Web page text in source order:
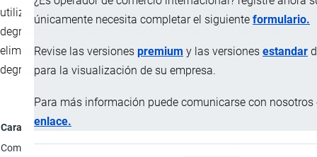
únicamente necesita completar el siguiente formulario.
Revise las versiones premium y las versiones estandar
para la visualización de su empresa.
Para más información puede comunicarse con nosotros
enlace.
utilizado para limpiar residuos contaminantes facilitando la
degradación de materia orgánica, inhibiendo la fermentación,
eliminando olores y acelerando la mineralización y
degradación de compuestos orgánicos.
Característica
Composición
Ingrediente activo: Lauril sodio Dodecil Benceno